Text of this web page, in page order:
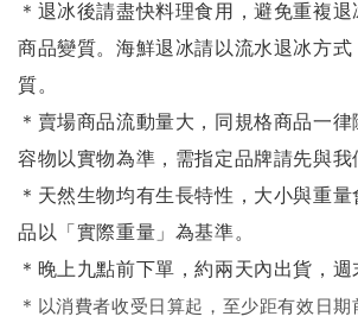
＊退冰後請盡快料理食用，避免重複
商品變質。海鮮退冰請以流水退冰方式
質。
＊賣場商品流動量大，同規格商品一
容物以實物為準，需指定品牌請先與我
＊天然生物均有生長特性，大小與重
品以「實際重量」為基準。
＊晚上九點前下單，約兩天內出貨，週
＊ 以消費者收受日算起，至少距有效日